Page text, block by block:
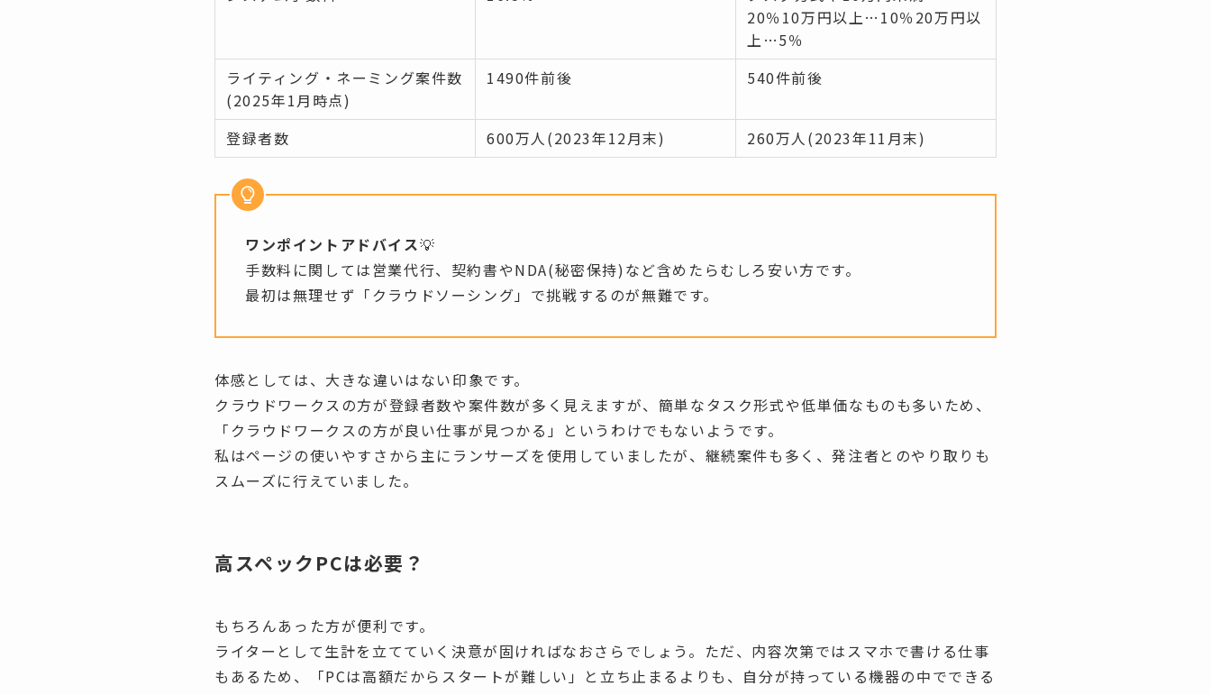
20％10万円以上…10％20万円以
上…5％
ライティング・ネーミング案件数
(2025年1月時点)
1490件前後 540件前後
登録者数 600万人(2023年12月末) 260万人(2023年11月末)
ワンポイントアドバイス💡
手数料に関しては営業代行、契約書やNDA(秘密保持)など含めたらむしろ安い方です。
最初は無理せず「クラウドソーシング」で挑戦するのが無難です。
体感としては、大きな違いはない印象です。
クラウドワークスの方が登録者数や案件数が多く見えますが、簡単なタスク形式や低単価なものも多いため、
「クラウドワークスの方が良い仕事が見つかる」というわけでもないようです。
私はページの使いやすさから主にランサーズを使用していましたが、継続案件も多く、発注者とのやり取りも
スムーズに行えていました。
高スペックPCは必要？
もちろんあった方が便利です。
ライターとして生計を立てていく決意が固ければなおさらでしょう。ただ、内容次第ではスマホで書ける仕事
もあるため、「PCは高額だからスタートが難しい」と立ち止まるよりも、自分が持っている機器の中でできる